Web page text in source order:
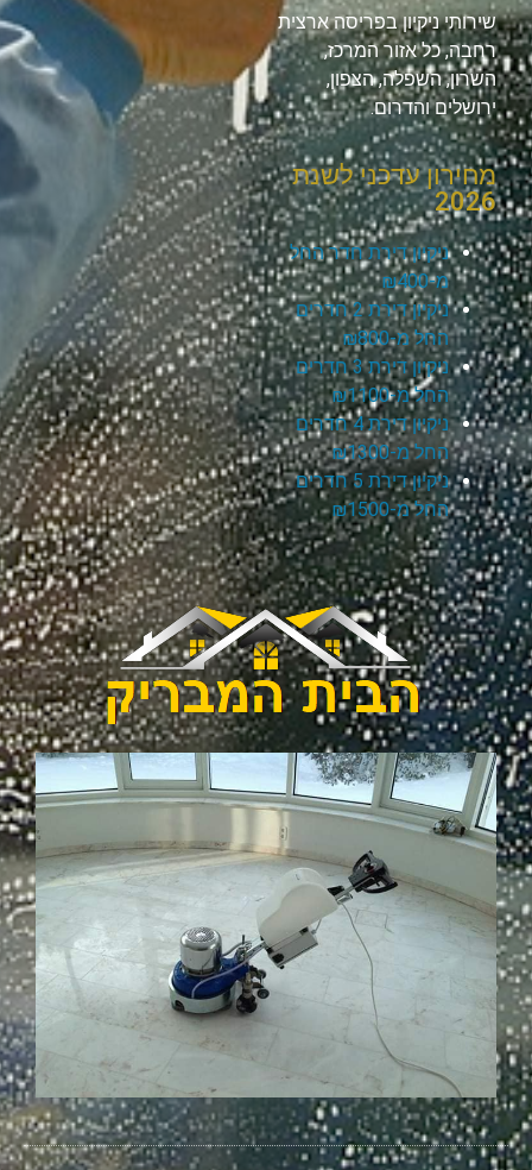
שירותי ניקיון בפריסה ארצית
רחבה, כל אזור המרכז,
השרון, השפלה, הצפון,
ירושלים והדרום.
מחירון עדכני לשנת
2026
ניקיון דירת חדר החל
מ-₪400
ניקיון דירת 2 חדרים
החל מ-₪800
ניקיון דירת 3 חדרים
החל מ-₪1100
ניקיון דירת 4 חדרים
החל מ-₪1300
ניקיון דירת 5 חדרים
החל מ-₪1500